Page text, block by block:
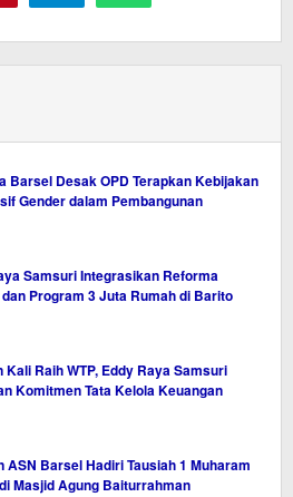
Barsel Desak OPD Terapkan Kebijakan
Gender dalam Pembangunan
Samsuri Integrasikan Reforma
Program 3 Juta Rumah di Barito
Kali Raih WTP, Eddy Raya Samsuri
Komitmen Tata Kelola Keuangan
ASN Barsel Hadiri Tausiah 1 Muharam
Masjid Agung Baiturrahman